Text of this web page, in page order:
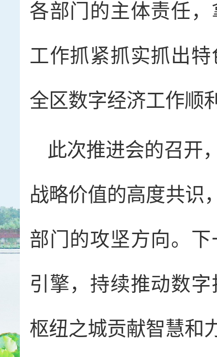
各部门的主体责任
工作抓紧抓实抓出
全区数字经济工作顺
此次推进会的召开
战略价值的高度共识
部门的攻坚方向。
引擎，持续推动数
枢纽之城贡献智慧和